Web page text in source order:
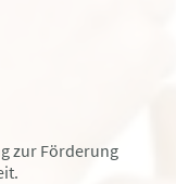
zur Förderung